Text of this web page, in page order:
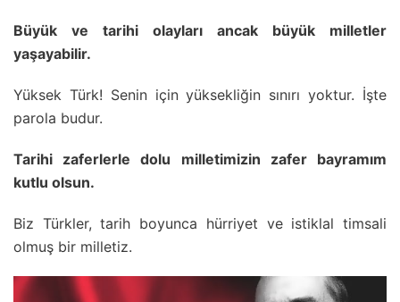
Büyük ve tarihi olayları ancak büyük milletler
yaşayabilir.
Yüksek Türk! Senin için yüksekliğin sınırı yoktur. İşte
parola budur.
Tarihi zaferlerle dolu milletimizin zafer bayramım
kutlu olsun.
Biz Türkler, tarih boyunca hürriyet ve istiklal timsali
olmuş bir milletiz.